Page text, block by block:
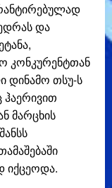
და
კონკურენტთან
დინამო თსუ-ს
ჰაერივით
მარცხის
იქცეოდა.